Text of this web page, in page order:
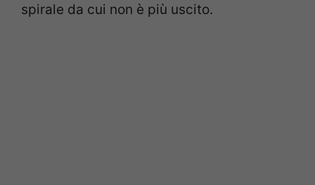
spirale da cui non è più uscito.